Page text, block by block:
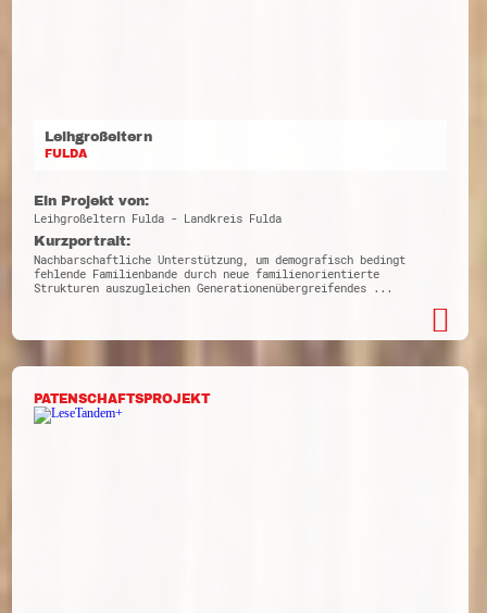
Leihgroßeltern
FULDA
Ein Projekt von:
Leihgroßeltern Fulda - Landkreis Fulda
Kurzportrait:
Nachbarschaftliche Unterstützung, um demografisch bedingt
fehlende Familienbande durch neue familienorientierte
Strukturen auszugleichen Generationenübergreifendes ...
PATENSCHAFTSPROJEKT